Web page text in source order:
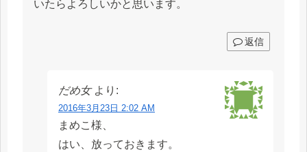
いたらよろしいかと思います。
返信
だめ女 より:
2016年3月23日 2:02 AM
まめこ様、
はい、放っておきます。